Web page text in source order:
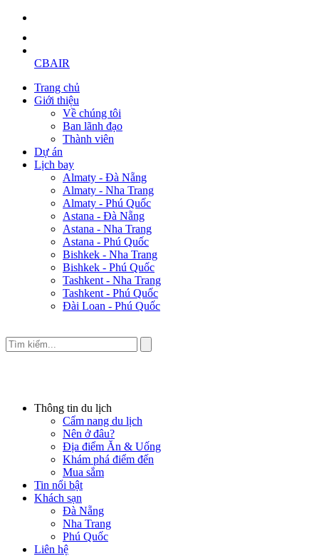
CBAIR
Trang chủ
Giới thiệu
Về chúng tôi
Ban lãnh đạo
Thành viên
Dự án
Lịch bay
Almaty - Đà Nẵng
Almaty - Nha Trang
Almaty - Phú Quốc
Astana - Đà Nẵng
Astana - Nha Trang
Astana - Phú Quốc
Bishkek - Nha Trang
Bishkek - Phú Quốc
Tashkent - Nha Trang
Tashkent - Phú Quốc
Đài Loan - Phú Quốc
Thông tin du lịch
Cẩm nang du lịch
Nên ở đâu?
Địa điểm Ăn & Uống
Khám phá điểm đến
Mua sắm
Tin nổi bật
Khách sạn
Đà Nẵng
Nha Trang
Phú Quốc
Liên hệ